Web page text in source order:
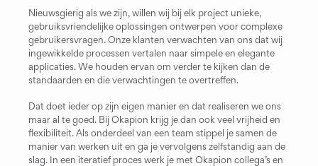
Nieuwsgierig als we zijn, willen wij bij elk project unieke,
gebruiksvriendelijke oplossingen ontwerpen voor complexe
gebruikersvragen. Onze klanten verwachten van ons dat wij
ingewikkelde processen vertalen naar simpele en elegante
applicaties. We houden ervan om verder te kijken dan de
standaarden en die verwachtingen te overtreffen.
Dat doet ieder op zijn eigen manier en dat realiseren we ons
maar al te goed. Bij Okapion krijg je dan ook veel vrijheid en
flexibiliteit. Als onderdeel van een team stippel je samen de
manier van werken uit en ga je vervolgens zelfstandig aan de
slag. In een iteratief proces werk je met Okapion collega’s en